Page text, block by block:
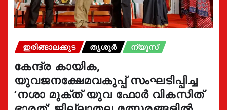
ഇരിങ്ങാലക്കുട തൃശൂർ ന്യൂസ്
കേന്ദ്ര കായിക,
യുവജനക്ഷേമവകുപ്പ് സംഘടിപ്പിച്ച
‘നശാ മുക്ത് യുവ ഫോർ വികസിത്